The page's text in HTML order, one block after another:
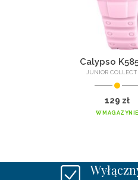
Calypso
JUNIOR
129 zł
W MAGAZYNIE